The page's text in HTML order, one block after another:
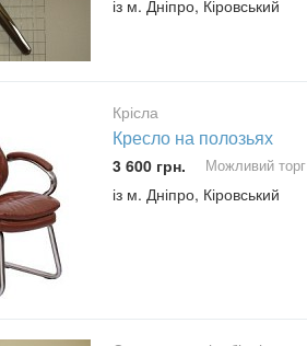
із м. Дніпро, Кіровський
Крісла
Кресло на полозьях
3 600 грн. Можливий торг
із м. Дніпро, Кіровський